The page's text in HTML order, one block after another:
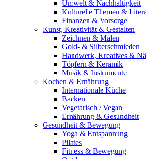
Umwelt & Nachhaltigkeit
Kulturelle Themen &
Finanzen & Vorsorge
Kunst, Kreativität & Gestalten
Zeichnen & Malen
Gold- & Silberschmieden
Handwerk, Kreatives &
Töpfern & Keramik
Musik & Instrumente
Kochen & Ernährung
Internationale Küche
Backen
Vegetarisch / Vegan
Ernährung & Gesundheit
Gesundheit & Bewegung
Yoga & Entspannung
Pilates
Fitness & Bewegung